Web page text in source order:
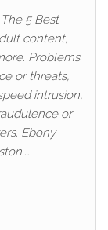
5 Best
content,
Problems
or threats,
intrusion,
or
Ebony